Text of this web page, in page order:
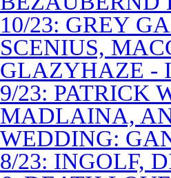
10/23: GREY
SCENIUS,
GLAZYHAZE -
9/23: PATRICK
MADLAINA,
WEDDING:
8/23: INGOLF,